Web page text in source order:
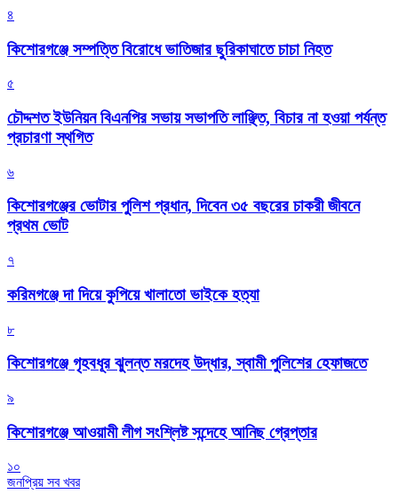
৪
কিশোরগঞ্জে সম্পত্তি বিরোধে ভাতিজার ছুরিকাঘাতে চাচা নিহত
৫
চৌদ্দশত ইউনিয়ন বিএনপির সভায় সভাপতি লাঞ্ছিত, বিচার না হওয়া পর্যন্ত
প্রচারণা স্থগিত
৬
কিশোরগঞ্জের ভোটার পুলিশ প্রধান, দিবেন ৩৫ বছরের চাকরী জীবনে
প্রথম ভোট
৭
করিমগঞ্জে দা দিয়ে কুপিয়ে খালাতো ভাইকে হত্যা
৮
কিশোরগঞ্জে গৃহবধূর ঝুলন্ত মরদেহ উদ্ধার, স্বামী পুলিশের হেফাজতে
৯
কিশোরগঞ্জে আওয়ামী লীগ সংশ্লিষ্ট সন্দেহে আনিছ গ্রেপ্তার
১০
জনপ্রিয় সব খবর